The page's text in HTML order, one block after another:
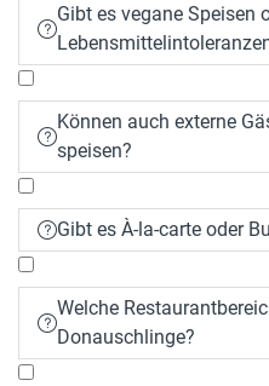

Gibt es vegane Speisen

Können auch externe
speisen?
Gibt es À-la-carte oder

Welche
Donauschlinge?